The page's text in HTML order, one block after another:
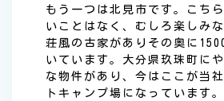
もう一つは北見市です。こち
いことはなく、むしろ楽しみ
荘風の古家がありその奥に
いています。大分県玖珠町に
な物件があり、今はここが当
トキャンプ場になっています